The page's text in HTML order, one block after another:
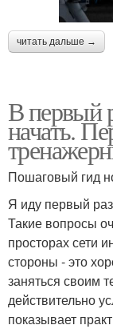
читать дальше →
В первый
начать.
Пошаговый гид
Я иду первый
Такие вопросы
просторах сети
стороны - это
заняться своим
действительно
показывает